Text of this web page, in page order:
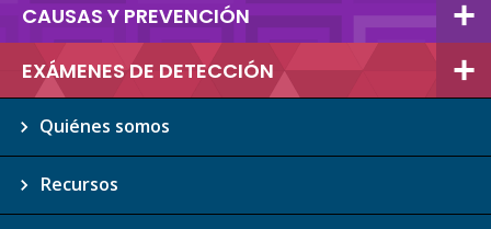
CAUSAS Y PREVENCIÓN
EXÁMENES DE DETECCIÓN
Quiénes somos
Recursos